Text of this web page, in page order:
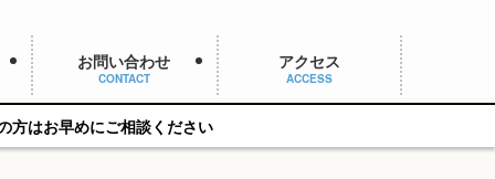
お問い合わせ
CONTACT
アクセス
ACCESS
ご相談ください